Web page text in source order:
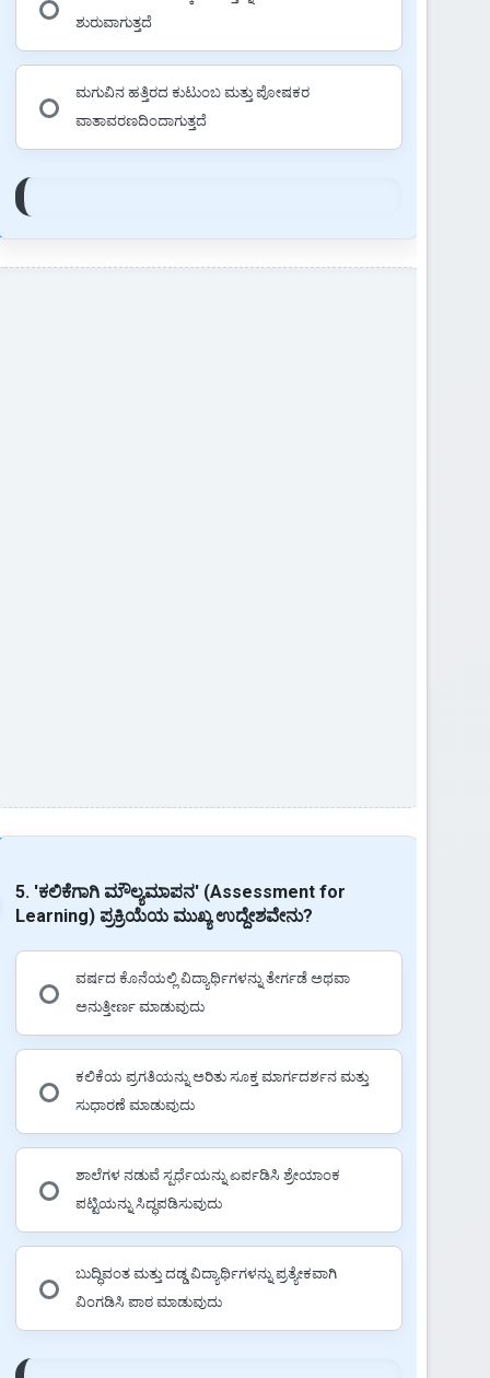
ಶುರುವಾಗುತ್ತದೆ
ಮಗುವಿನ ಹತ್ತಿರದ ಕುಟುಂಬ ಮತ್ತು ಪೋಷಕರ
ವಾತಾವರಣದಿಂದಾಗುತ್ತದೆ
5. 'ಕಲಿಕೆಗಾಗಿ ಮೌಲ್ಯಮಾಪನ' (Assessment for
Learning) ಪ್ರಕ್ರಿಯೆಯ ಮುಖ್ಯ ಉದ್ದೇಶವೇನು?
ವರ್ಷದ ಕೊನೆಯಲ್ಲಿ ವಿದ್ಯಾರ್ಥಿಗಳನ್ನು ತೇರ್ಗಡೆ ಅಥವಾ
ಅನುತ್ತೀರ್ಣ ಮಾಡುವುದು
ಕಲಿಕೆಯ ಪ್ರಗತಿಯನ್ನು ಅರಿತು ಸೂಕ್ತ ಮಾರ್ಗದರ್ಶನ ಮತ್ತು
ಸುಧಾರಣೆ ಮಾಡುವುದು
ಶಾಲೆಗಳ ನಡುವೆ ಸ್ಪರ್ಧೆಯನ್ನು ಏರ್ಪಡಿಸಿ ಶ್ರೇಯಾಂಕ
ಪಟ್ಟಿಯನ್ನು ಸಿದ್ಧಪಡಿಸುವುದು
ಬುದ್ಧಿವಂತ ಮತ್ತು ದಡ್ಡ ವಿದ್ಯಾರ್ಥಿಗಳನ್ನು ಪ್ರತ್ಯೇಕವಾಗಿ
ವಿಂಗಡಿಸಿ ಪಾಠ ಮಾಡುವುದು